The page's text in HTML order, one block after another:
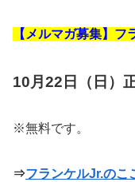
【メルマガ募集】
10月22日（日）
※無料です。
⇒フランケルJr.のこ